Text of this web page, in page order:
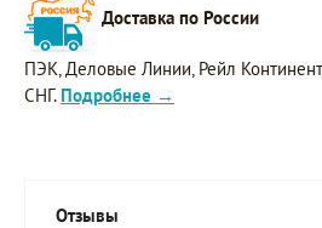
Доставка по России
ПЭК, Деловые Линии, Рейл
СНГ. Подробнее →
Отзывы